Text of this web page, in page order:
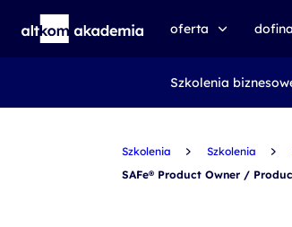
oferta
speexx
certyfikat DMI
kursy e-
Szkolenia
Szkolenia Szkolenia
SAFe® Product Owner /